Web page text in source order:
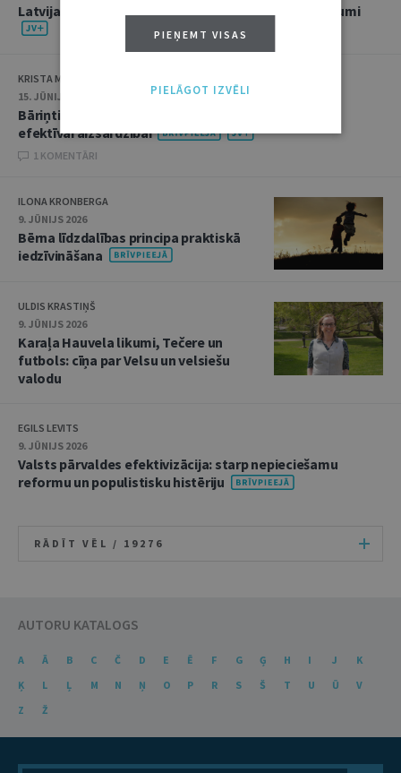
Latvijas Zvērinātu advokātu padomes aktuālie lēmumi
KRISTA MILBERGA
15. JŪNIJS 2026 • 14:21
Bāriņtiesu likvidācija – solis pretim profesionālai un
efektīvai aizsardzībai
1 KOMENTĀRI
ILONA KRONBERGA
9. JŪNIJS 2026
Bērna līdzdalības principa praktiskā
iedzīvināšana
ULDIS KRASTIŅŠ
9. JŪNIJS 2026
Karaļa Hauvela likumi, Tečere un
futbols: cīņa par Velsu un velsiešu
valodu
EGILS LEVITS
9. JŪNIJS 2026
Valsts pārvaldes efektivizācija: starp nepieciešamu
reformu un populistisku histēriju
RĀDĪT VĒL / 19276
AUTORU KATALOGS
A Ā B C Č D E Ē F G Ģ H I J
K
Ķ
L Ļ M N Ņ O P R S Š T U Ū
V
Z
Ž
PIEŅEMT VISAS
PIELĀGOT IZVĒLI